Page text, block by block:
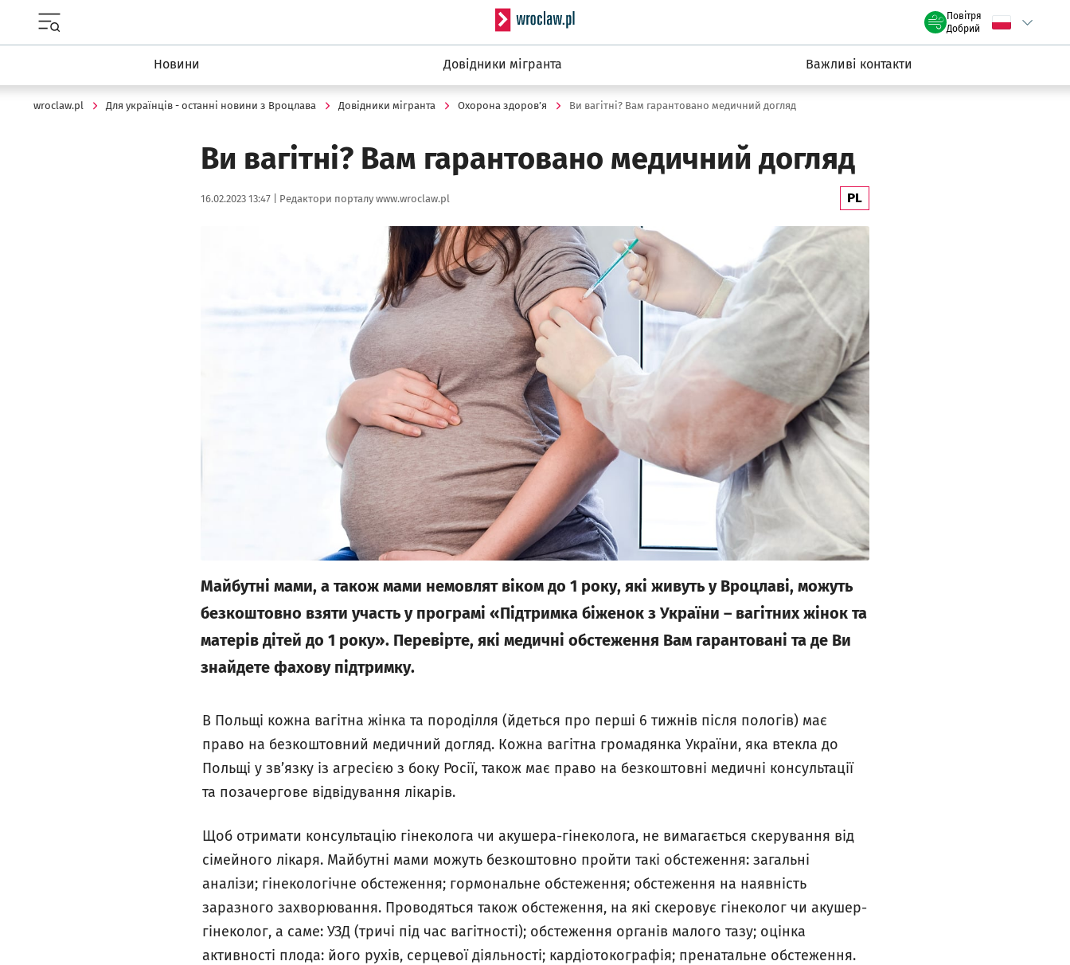
Serwis informacyjny wroclaw.pl
Повітря
we Wrocławiu
Добрий Wybierz język
Новини Довідники мігранта Важливі контакти
wroclaw.pl Для українців - останні новини з Вроцлава Довідники мігранта Охорона здоров’я Ви вагітні? Вам гарантовано медичний догляд
Ви вагітні? Вам гарантовано медичний догляд
Data publikacji:
16.02.2023 13:47 | Autor:
Редактори порталу www.wroclaw.pl PL
Майбутні мами, а також мами немовлят віком до 1 року, які живуть у Вроцлаві, можуть
безкоштовно взяти участь у програмі «Підтримка біженок з України – вагітних жінок та
матерів дітей до 1 року». Перевірте, які медичні обстеження Вам гарантовані та де Ви
знайдете фахову підтримку.
В Польщі кожна вагітна жінка та породілля (йдеться про перші 6 тижнів після пологів) має
право на безкоштовний медичний догляд. Кожна вагітна громадянка України, яка втекла до
Польщі у зв’язку із агресією з боку Росії, також має право на безкоштовні медичні консультації
та позачергове відвідування лікарів.
Щоб отримати консультацію гінеколога чи акушера-гінеколога, не вимагається скерування від
сімейного лікаря. Майбутні мами можуть безкоштовно пройти такі обстеження: загальні
аналізи; гінекологічне обстеження; гормональне обстеження; обстеження на наявність
заразного захворювання. Проводяться також обстеження, на які скеровує гінеколог чи акушер-
гінеколог, а саме: УЗД (тричі під час вагітності); обстеження органів малого тазу; оцінка
активності плода: його рухів, серцевої діяльності; кардіотокографія; пренатальне обстеження.